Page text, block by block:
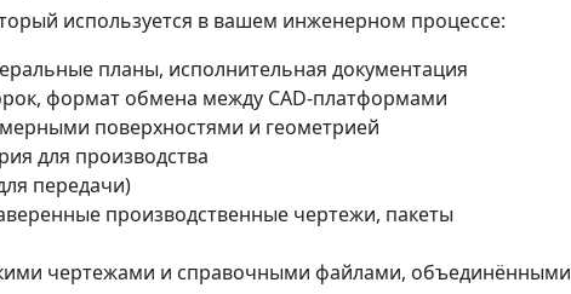
используется в вашем инженерном процессе:
планы, исполнительная документация
формат обмена между CAD-платформами
поверхностями и геометрией
для производства
передачи)
производственные чертежи, пакеты
чертежами и справочными файлами, объединёнными